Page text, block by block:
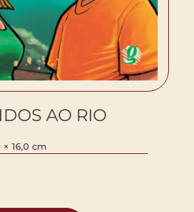
AO RIO
× 16,0 cm